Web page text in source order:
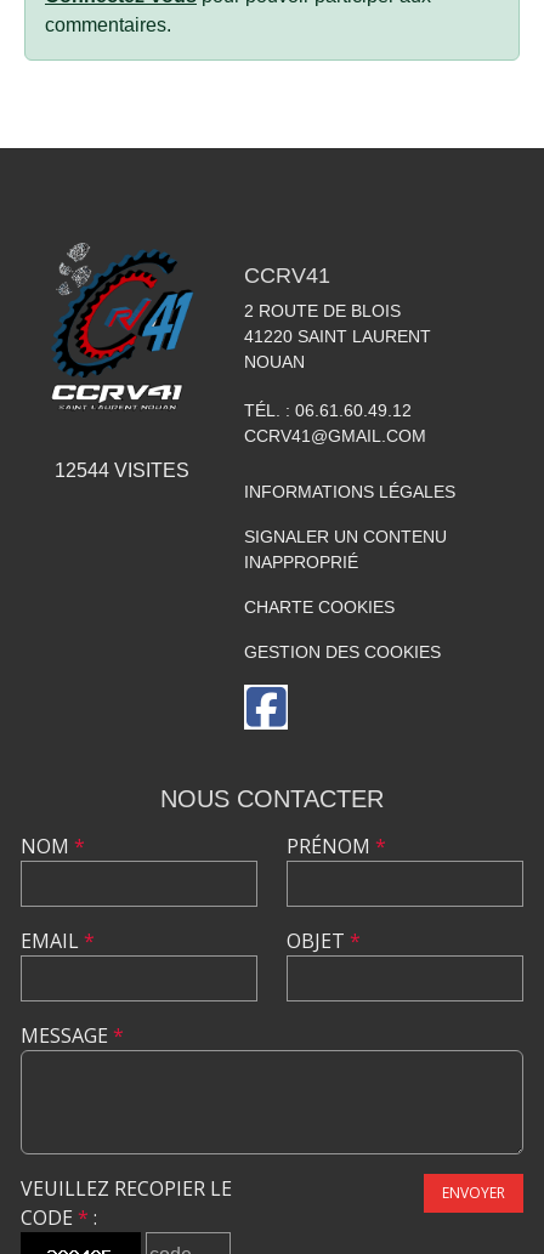
commentaires.
12544VISITES
CCRV41
2 ROUTE DE BLOIS
41220 SAINT LAURENT
NOUAN
TÉL. : 06.61.60.49.12
CCRV41@GMAIL.COM
INFORMATIONS LÉGALES
SIGNALER UN CONTENU
INAPPROPRIÉ
CHARTE COOKIES
GESTION DES COOKIES
NOUS CONTACTER
NOM *
EMAIL*
PRÉNOM *
OBJET *
MESSAGE *
VEUILLEZ RECOPIER LE
CODE * :
ENVOYER